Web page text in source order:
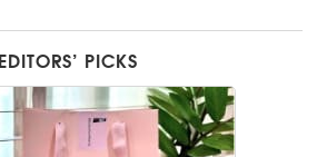
EDITORS’ PICKS